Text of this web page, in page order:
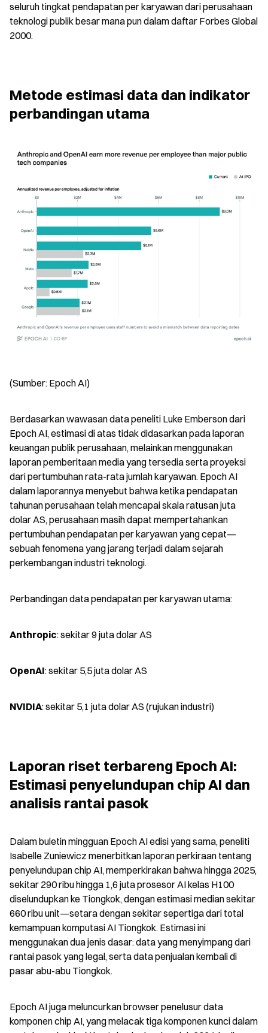
seluruh tingkat pendapatan per karyawan dari perusahaan
teknologi publik besar mana pun dalam daftar Forbes Global
2000.
Metode estimasi data dan indikator
perbandingan utama
(Sumber: Epoch AI)
Berdasarkan wawasan data peneliti Luke Emberson dari
Epoch AI, estimasi di atas tidak didasarkan pada laporan
keuangan publik perusahaan, melainkan menggunakan
laporan pemberitaan media yang tersedia serta proyeksi
dari pertumbuhan rata-rata jumlah karyawan. Epoch AI
dalam laporannya menyebut bahwa ketika pendapatan
tahunan perusahaan telah mencapai skala ratusan juta
dolar AS, perusahaan masih dapat mempertahankan
pertumbuhan pendapatan per karyawan yang cepat—
sebuah fenomena yang jarang terjadi dalam sejarah
perkembangan industri teknologi.
Perbandingan data pendapatan per karyawan utama:
Anthropic: sekitar 9 juta dolar AS
OpenAI: sekitar 5,5 juta dolar AS
NVIDIA: sekitar 5,1 juta dolar AS (rujukan industri)
Laporan riset terbareng Epoch AI:
Estimasi penyelundupan chip AI dan
analisis rantai pasok
Dalam buletin mingguan Epoch AI edisi yang sama, peneliti
Isabelle Zuniewicz menerbitkan laporan perkiraan tentang
penyelundupan chip AI, memperkirakan bahwa hingga 2025,
sekitar 290 ribu hingga 1,6 juta prosesor AI kelas H100
diselundupkan ke Tiongkok, dengan estimasi median sekitar
660 ribu unit—setara dengan sekitar sepertiga dari total
kemampuan komputasi AI Tiongkok. Estimasi ini
menggunakan dua jenis dasar: data yang menyimpang dari
rantai pasok yang legal, serta data penjualan kembali di
pasar abu-abu Tiongkok.
Epoch AI juga meluncurkan browser penelusur data
komponen chip AI, yang melacak tiga komponen kunci dalam